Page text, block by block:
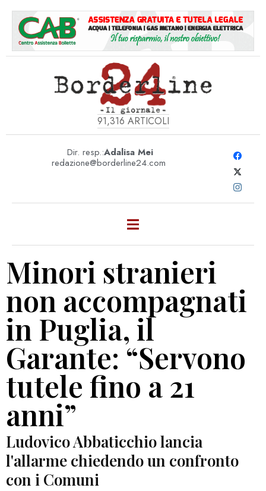
91,316 ARTICOLI
Dir. resp.:Adalisa Mei
redazione@borderline24.com
Minori stranieri
non accompagnati
in Puglia, il
Garante: “Servono
tutele fino a 21
anni”
Ludovico Abbaticchio lancia
l'allarme chiedendo un confronto
con i Comuni